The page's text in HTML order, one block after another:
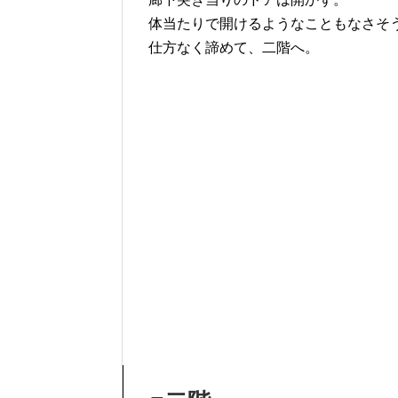
体当たりで開けるようなこともなさそ
仕方なく諦めて、二階へ。